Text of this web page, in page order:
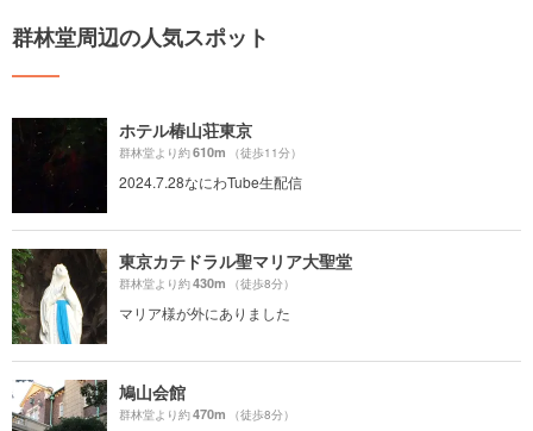
群林堂周辺の人気スポット
ホテル椿山荘東京
群林堂より約610m （徒歩11分）
2024.7.28なにわTube生配信
東京カテドラル聖マリア大聖堂
群林堂より約430m （徒歩8分）
マリア様が外にありました
鳩山会館
群林堂より約470m （徒歩8分）